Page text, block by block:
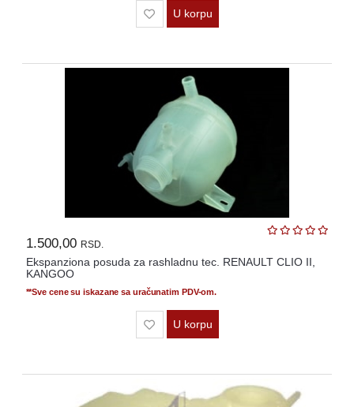
U korpu
1.500,00 RSD.
Ekspanziona posuda za rashladnu tec. RENAULT CLIO II,
KANGOO
**Sve cene su iskazane sa uračunatim PDV-om.
U korpu